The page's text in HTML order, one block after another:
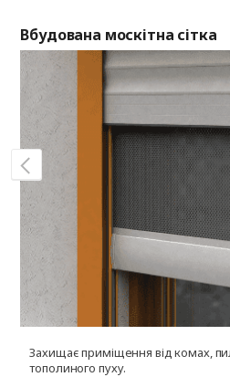
Вбудована москітна сітка
Захищає приміщення від комах,
тополиного пуху.